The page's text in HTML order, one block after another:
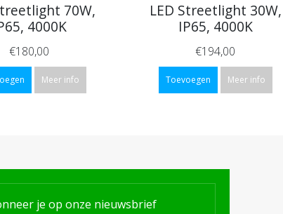
70W,
4000K
€180,00
Meer info
LED Streetlight 30W,
IP65, 4000K
€194,00
Toevoegen Meer info
je op onze nieuwsbrief